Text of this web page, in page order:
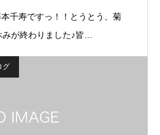
千寿ですっ！！とうとう、菊
が終わりました♪皆…
グ